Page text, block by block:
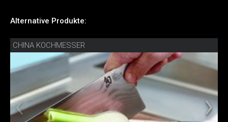
Alternative Produkte:
CHINA KOCHMESSER